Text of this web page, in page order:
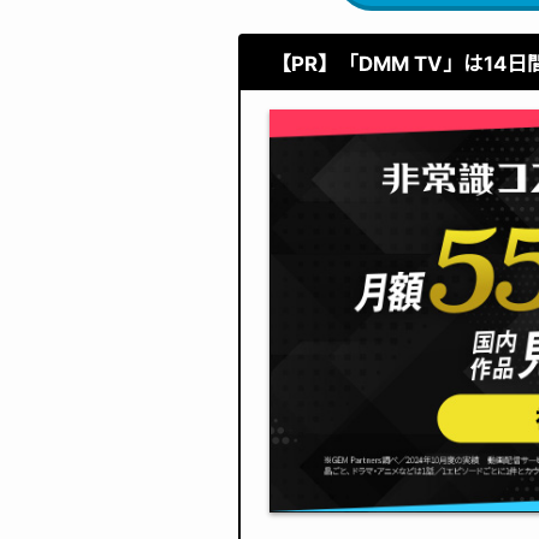
【PR】 「DMM TV」 は14日